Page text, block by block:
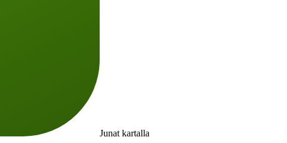
Junat kartalla